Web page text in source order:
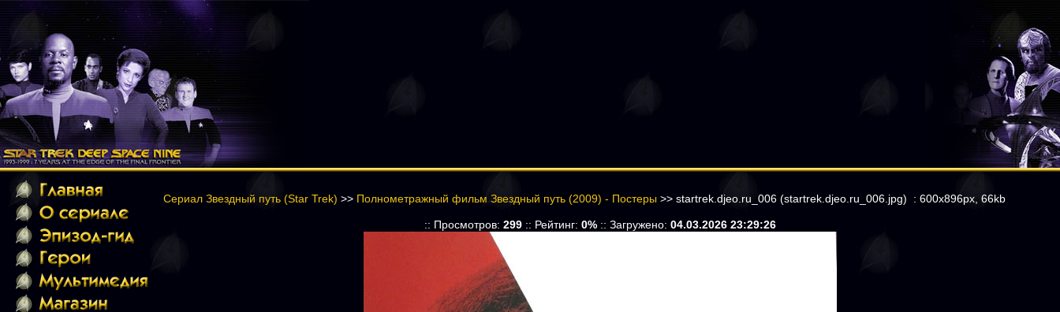
Сериал Звездный путь (Star Trek) >> Полнометражный фильм Звездный путь (2009) - Постеры >> startrek.djeo.ru_006 (startrek.djeo.ru_006.jpg) : 600x896px, 66kb
:: Просмотров: 299:: Рейтинг: 0%:: Загружено: 04.03.2026 23:29:26